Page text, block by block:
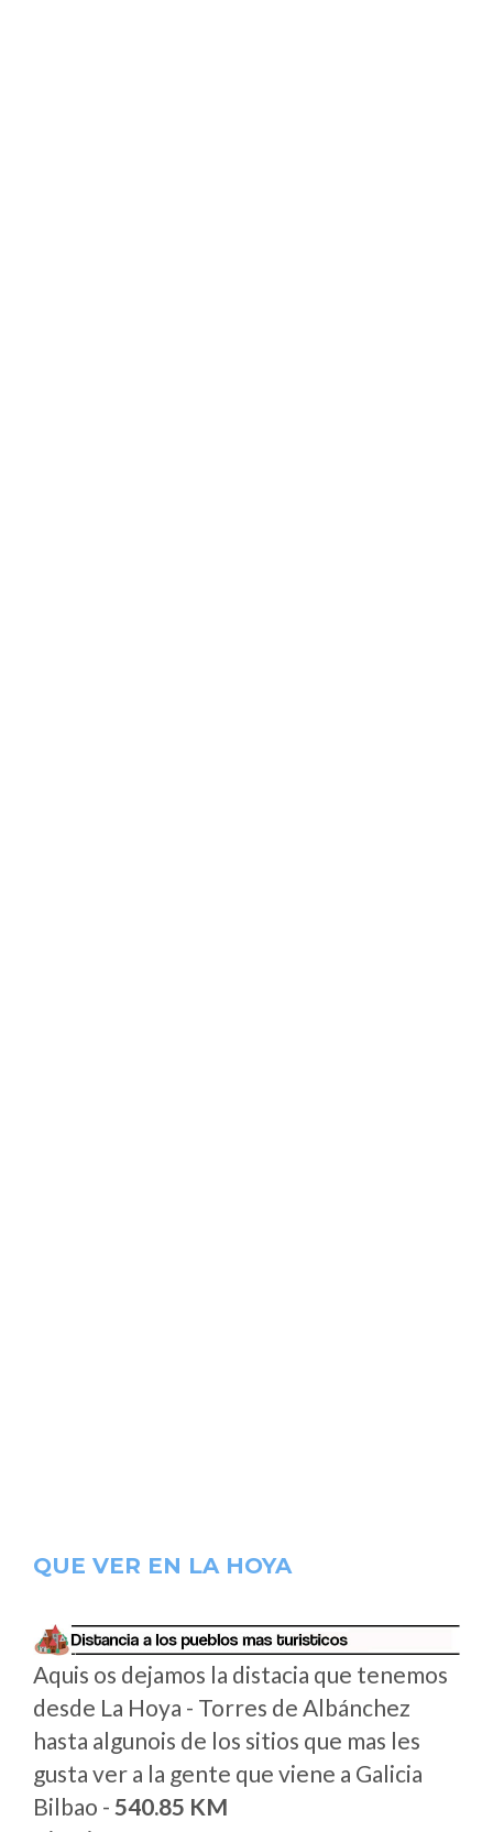
QUE VER EN LA HOYA
Aquis os dejamos la distacia que tenemos
desde La Hoya - Torres de Albánchez
hasta algunois de los sitios que mas les
gusta ver a la gente que viene a Galicia
Bilbao - 540.85 KM